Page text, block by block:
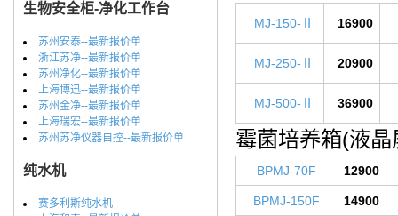
生物安全柜-净化工作台
苏州安泰--最新报价单
浙江苏净--最新报价单
苏州净化--最新报价单
上海博迅--最新报价单
苏州金净--最新报价单
上海瑞宏--最新报价单
苏州苏净仪器自控--最新报价单
纯水机
赛多利斯纯水机
MJ-150-Ⅱ 16900
MJ-250-Ⅱ 20900
MJ-500-Ⅱ 36900
霉菌培养箱(液晶
BPMJ-70F 12900
BPMJ-150F 14900